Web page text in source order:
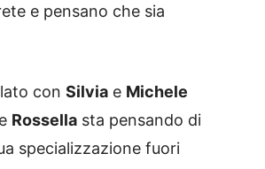
e pensano che sia
con Silvia e Michele
Rossella sta pensando di
specializzazione fuori